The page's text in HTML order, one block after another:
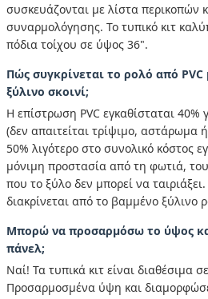
συσκευάζονται με λίστα περικοπών
συναρμολόγησης. Το τυπικό κιτ
πόδια τοίχου σε ύψος 36".
Πώς συγκρίνεται το ρολό από
ξύλινο σκοινί;
Η επίστρωση PVC εγκαθίσταται
(δεν απαιτείται τρίψιμο, αστάρωμα
50% λιγότερο στο συνολικό κόστος
μόνιμη προστασία από τη φωτιά,
που το ξύλο δεν μπορεί να
διακρίνεται από το βαμμένο ξύλινο
Μπορώ να προσαρμόσω το ύψος
πάνελ;
Ναί! Τα τυπικά κιτ είναι διαθέσιμα
Προσαρμοσμένα ύψη και